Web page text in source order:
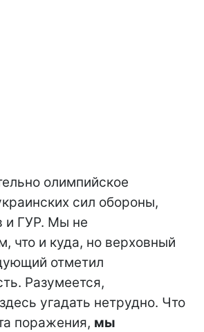
олимпийское
сил обороны,
и ГУР. Мы не
что и куда, но верховный
отметил
Разумеется,
угадать нетрудно. Что
поражения, мы